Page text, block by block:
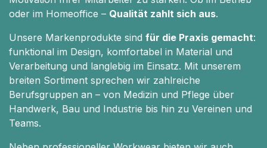
oder im Homeoffice – Qualität zahlt sich aus.
Unsere Markenprodukte sind für die Praxis gemacht:
funktional im Design, komfortabel in Material und
Verarbeitung und langlebig im Einsatz. Mit unserem
breiten Sortiment sprechen wir zahlreiche
Berufsgruppen an – von Medizin und Pflege über
Handwerk, Bau und Industrie bis hin zu Vereinen und
Teams.